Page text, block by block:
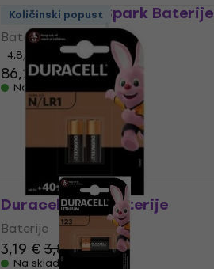
Positive Grid Spark Baterije
Baterije
4,8/5
86,20 €
Na skladištu
Količinski popust
Duracell NLR1 Baterije
Baterije
3,19 €3,89 €
Na skladištu